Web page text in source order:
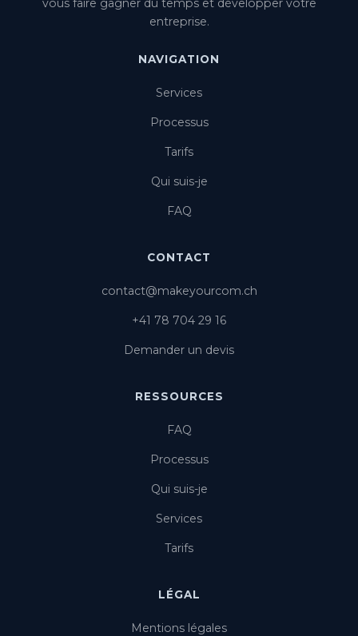
vous faire gagner du temps et développer votre
entreprise.
NAVIGATION
Services
Processus
Tarifs
Qui suis-je
FAQ
CONTACT
contact@makeyourcom.ch
+41 78 704 29 16
Demander un devis
RESSOURCES
FAQ
Processus
Qui suis-je
Services
Tarifs
LÉGAL
Mentions légales